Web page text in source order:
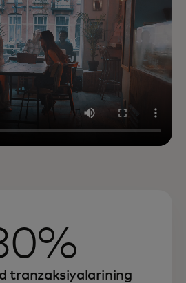
tranzaksiyalarining